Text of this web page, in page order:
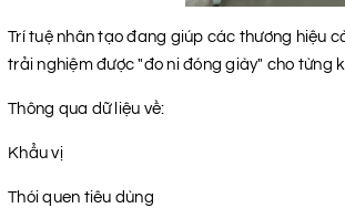
Trí tuệ nhân tạo đang giúp các thương hiệu
trải nghiệm được "đo ni đóng giày" cho từng
Thông qua dữ liệu về:
Khẩu vị
Thói quen tiêu dùng